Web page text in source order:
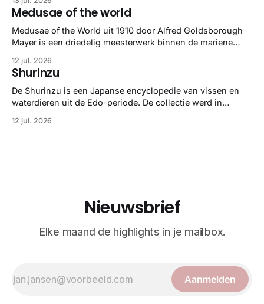
Medusae of the world
Medusae of the World uit 1910 door Alfred Goldsborough
Mayer is een driedelig meesterwerk binnen de mariene
gedetailleerd overzicht van kwallensoorten en hun
taxonomie. Het boek staat bekend om de combinatie van
strikte wetenschap met prachtige, handgetekende
illustraties en kleurendrukplaten van Mayer zelf.
12 jul. 2026
Shurinzu
De Shurinzu is een Japanse encyclopedie van vissen en
waterdieren uit de Edo-periode. De collectie werd in
bekend om verfijnde technieken en bijna driedimensionale
12 jul. 2026
Nieuwsbrief
Elke maand de highlights in je mailbox.
Aanmelden